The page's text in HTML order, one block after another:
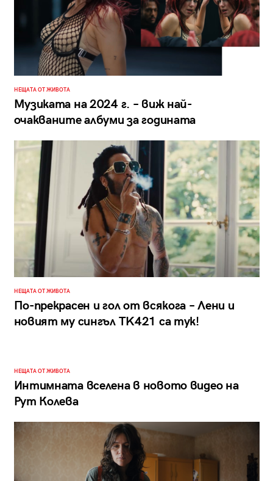
НЕЩАТА ОТ ЖИВОТА
Музиката на 2024 г. – виж най-
очакваните албуми за годината
НЕЩАТА ОТ ЖИВОТА
По-прекрасен и гол от всякога – Лени и
новият му сингъл TK421 са тук!
НЕЩАТА ОТ ЖИВОТА
Интимната вселена в новото видео на
Рут Колева